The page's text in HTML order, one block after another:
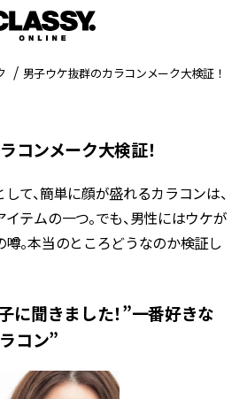
男子ウケ抜群のカラコンメーク大検証！
コンメーク大検証！
て、簡単に顔が盛れるカラコンは、
テムの一つ。でも、男性にはウケが
。本当のところどうなのか検証し
に聞きました！”一番好きな
コン”